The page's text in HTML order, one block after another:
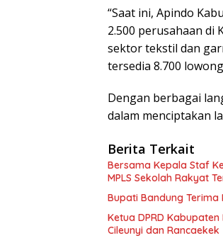
“Saat ini, Apindo
2.500 perusahaan di
sektor tekstil dan
tersedia 8.700
Dengan berbagai
dalam menciptakan
Berita Terkait
Bersama Kepala Staf
MPLS Sekolah Rakyat
Bupati Bandung
Ketua DPRD
Cileunyi dan Rancaekek